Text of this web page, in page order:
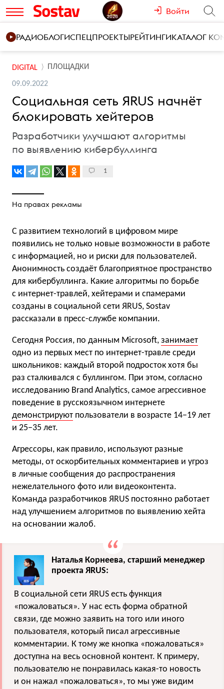
Войти
РАДИОБЛОГИСПЕЦПРОЕКТЫРЕЙТИНГИКАТАЛОГ
DIGITAL ПЛОЩАДКИ
09.09.2022
Социальная сеть ЯRUS начнёт
блокировать хейтеров
Разработчики улучшают алгоритмы
по выявлению кибербуллинга
1
На правах рекламы
С развитием технологий в цифровом мире
появились не только новые возможности в работе
с информацией, но и риски для пользователей.
Анонимность создаёт благоприятное пространство
для кибербуллинга. Какие алгоритмы по борьбе
с интернет-травлей, хейтерами и спамерами
созданы в социальной сети ЯRUS, Sostav
рассказали в пресс-службе компании.
Сегодня Россия, по данным Microsoft, занимает
одно из первых мест по интернет-травле среди
школьников: каждый второй подросток хотя бы
раз сталкивался с буллингом. При этом, согласно
исследованию Brand Analytics, самое агрессивное
поведение в русскоязычном интернете
демонстрируют пользователи в возрасте 14−19 лет
и 25−35 лет.
Агрессоры, как правило, используют разные
методы, от оскорбительных комментариев и угроз
в личные сообщения до распространения
нежелательного фото или видеоконтента.
Команда разработчиков ЯRUS постоянно работает
над улучшением алгоритмов по выявлению хейта
на основании жалоб.
Наталья Корнеева, старший менеджер
проекта ЯRUS:
В социальной сети ЯRUS есть функция
«пожаловаться». У нас есть форма обратной
связи, где можно заявить на того или иного
пользователя, который писал агрессивные
комментарии. К тому же кнопка «пожаловаться»
доступна на весь основной контент. К примеру,
пользователю не понравилась какая-то новость
и он нажал «пожаловаться», то мы уже видим